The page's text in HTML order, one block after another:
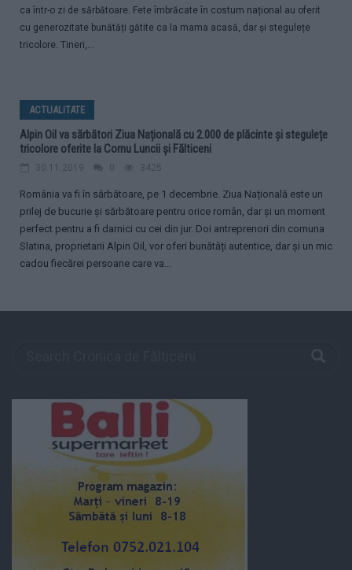
ca într-o zi de sărbătoare. Fete îmbrăcate în costum național au oferit
cu generozitate bunătăți gătite ca la mama acasă, dar și stegulețe
tricolore. Tineri,...
ACTUALITATE
Alpin Oil va sărbători Ziua Națională cu 2.000 de plăcinte și stegulețe
tricolore oferite la Cornu Luncii și Fălticeni
30.11.2019 0 3425
România va fi în sărbătoare, pe 1 decembrie. Ziua Națională este un
prilej de bucurie și sărbătoare pentru orice român, dar și un moment
perfect pentru a fi darnici cu cei din jur. Doi antreprenori din comuna
Slatina, proprietarii Alpin Oil, vor oferi bunătăți autentice, dar și un mic
cadou fiecărei persoane care va...